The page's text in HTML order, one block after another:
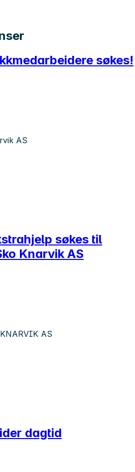
søkes!
AS
søkes til
Knarvik AS
AS
dagtid